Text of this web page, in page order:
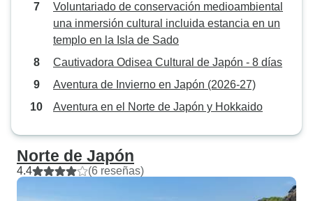
que hay que
mayoría del
sentirte aislado
las culturas /
pueden ser
paradas menos
visita de
de los almuerzos
menos buenos. En general, nos
Voluntariado de conservación medioambiental
una inmersión cultural incluida estancia en un
templo en la Isla de Sado
Cautivadora Odisea Cultural de Japón - 8 días
Aventura de Invierno en Japón (2026-27)
Aventura en el Norte de Japón y Hokkaido
Norte de Japón
4.4 (6 reseñas)